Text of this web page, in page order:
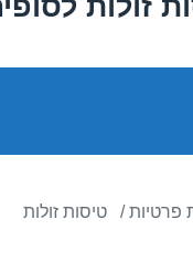
פרטיות טיסות זולות